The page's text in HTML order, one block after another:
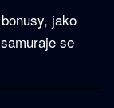
jako
se